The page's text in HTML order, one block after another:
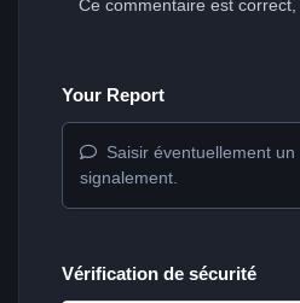
Your Report
Saisir éventuellement
signalement.
Vérification de sécurité